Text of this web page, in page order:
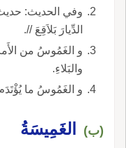
وفي الحديث:
الدِّيارَ بَلاَقِعَ //.
و الغَمُوسُ من
والبَلاءِ.
و الغَمُوسُ ما
(ب) الغَمِيسَةُ